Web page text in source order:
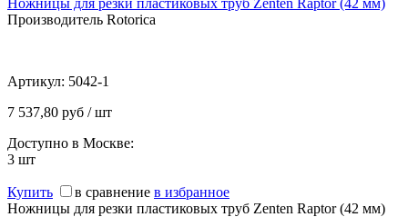
Ножницы для резки пластиковых труб Zenten Raptor (42 мм)
Производитель Rotorica
Артикул: 5042-1
7 537,80 руб / шт
Доступно в Москве:
3 шт
Купить в сравнение в избранное
Ножницы для резки пластиковых труб Zenten Raptor (42 мм)